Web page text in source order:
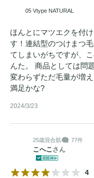
05 Vtype NATURAL
ほんとにマツエクを付
す！連結型のつけまつ
てしまいがちですが、
んた。 商品としては問
変わらずただ毛量が増
満足かな?
2024/3/23
25歳混合肌 77件
こへこ さん
4